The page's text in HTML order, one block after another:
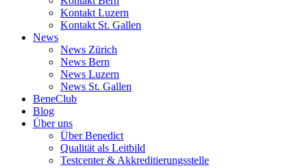
Kontakt Luzern
Kontakt St. Gallen
News
News Zürich
News Bern
News Luzern
News St. Gallen
BeneClub
Blog
Über uns
Über Benedict
Qualität als Leitbild
Testcenter & Akkreditierungsstelle